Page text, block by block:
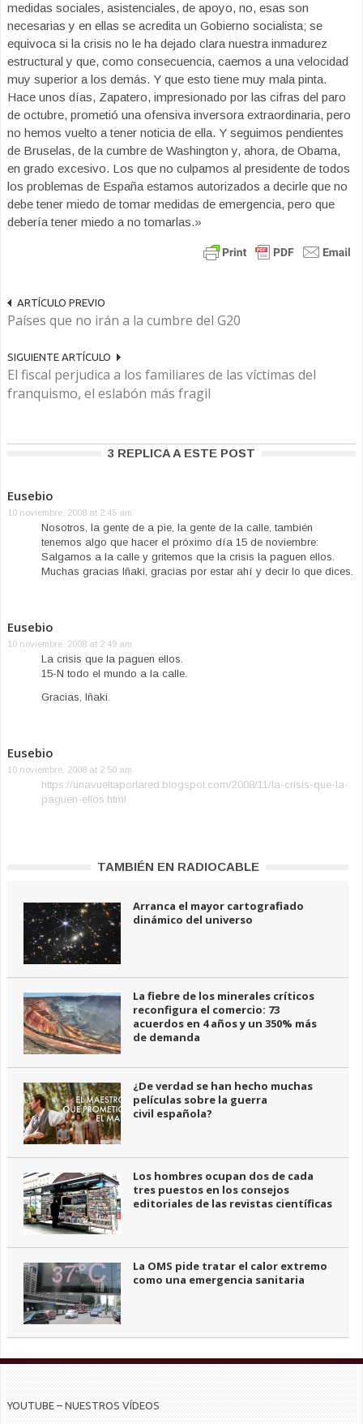
medidas sociales, asistenciales, de apoyo, no, esas son
necesarias y en ellas se acredita un Gobierno socialista; se
equivoca si la crisis no le ha dejado clara nuestra inmadurez
estructural y que, como consecuencia, caemos a una velocidad
muy superior a los demás. Y que esto tiene muy mala pinta.
Hace unos días, Zapatero, impresionado por las cifras del paro
de octubre, prometió una ofensiva inversora extraordinaria, pero
no hemos vuelto a tener noticia de ella. Y seguimos pendientes
de Bruselas, de la cumbre de Washington y, ahora, de Obama,
en grado excesivo. Los que no culpamos al presidente de todos
los problemas de España estamos autorizados a decirle que no
debe tener miedo de tomar medidas de emergencia, pero que
debería tener miedo a no tomarlas.»
ARTÍCULO PREVIO
Países que no irán a la cumbre del G20
SIGUIENTE ARTÍCULO
El fiscal perjudica a los familiares de las víctimas del
franquismo, el eslabón más fragil
3 REPLICA A ESTE POST
Eusebio
10 noviembre, 2008 at 2:45 am
Nosotros, la gente de a pie, la gente de la calle, también
tenemos algo que hacer el próximo día 15 de noviembre:
Salgamos a la calle y gritemos que la crisis la paguen ellos.
Muchas gracias Iñaki, gracias por estar ahí y decir lo que dices.
Eusebio
10 noviembre, 2008 at 2:49 am
La crisis que la paguen ellos.
15-N todo el mundo a la calle.
Gracias, Iñaki.
Eusebio
10 noviembre, 2008 at 2:50 am
https://unavueltaporlared.blogspot.com/2008/11/la-crisis-que-la-
paguen-ellos.html
TAMBIÉN EN RADIOCABLE
Arranca el mayor cartografiado
dinámico del universo
La fiebre de los minerales críticos
reconfigura el comercio: 73
acuerdos en 4 años y un 350% más
de demanda
¿De verdad se han hecho muchas
películas sobre la guerra
civil española?
Los hombres ocupan dos de cada
tres puestos en los consejos
editoriales de las revistas científicas
La OMS pide tratar el calor extremo
como una emergencia sanitaria
YOUTUBE – NUESTROS VÍDEOS